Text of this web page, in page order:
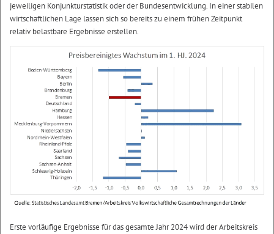
jeweiligen Konjunkturstatistik oder der Bundesentwicklung. In einer stabilen
wirtschaftlichen Lage lassen sich so bereits zu einem frühen Zeitpunkt
relativ belastbare Ergebnisse erstellen.
Erste vorläufige Ergebnisse für das gesamte Jahr 2024 wird der Arbeitskreis